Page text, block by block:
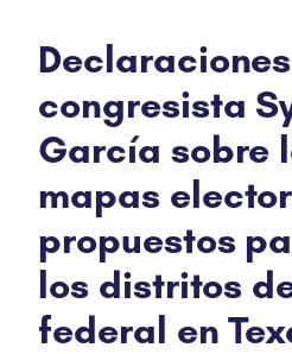
congresista
García sobre
mapas
propuestos
los distritos
federal en